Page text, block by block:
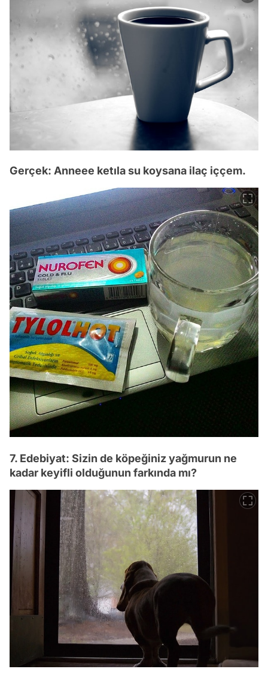
Gerçek: Anneee ketıla su koysana ilaç iççem.
7. Edebiyat: Sizin de köpeğiniz yağmurun ne
kadar keyifli olduğunun farkında mı?